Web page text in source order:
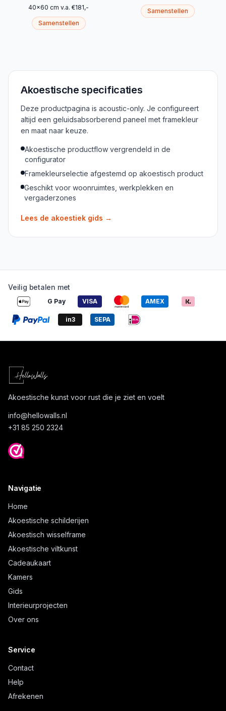
40x60 cm v.a. €181,-
Samenstellen
Samenstellen
Akoestische specificaties
Deze productpagina is acoustic-only. Je configureert
altijd een geluidsabsorberend paneel met framekleur
en maat naar keuze.
Akoestische productflow vergrendeld in de
configurator
Framekleurselectie afgestemd op akoestisch product
Geschikt voor woonruimtes, werkplekken en
vergaderzones
Lees de akoestiek gids →
Veilig betalen met
G Pay VISA AMEX
in3 SEPA
Akoestische kunst voor rust die je ziet en voelt
info@hellowalls.nl
+31 85 250 2324
Navigatie
Home
Akoestische schilderijen
Akoestisch wisselframe
Akoestische viltkunst
Cadeaukaart
Kamers
Gids
Interieurprojecten
Over ons
Service
Contact
Help
Afrekenen